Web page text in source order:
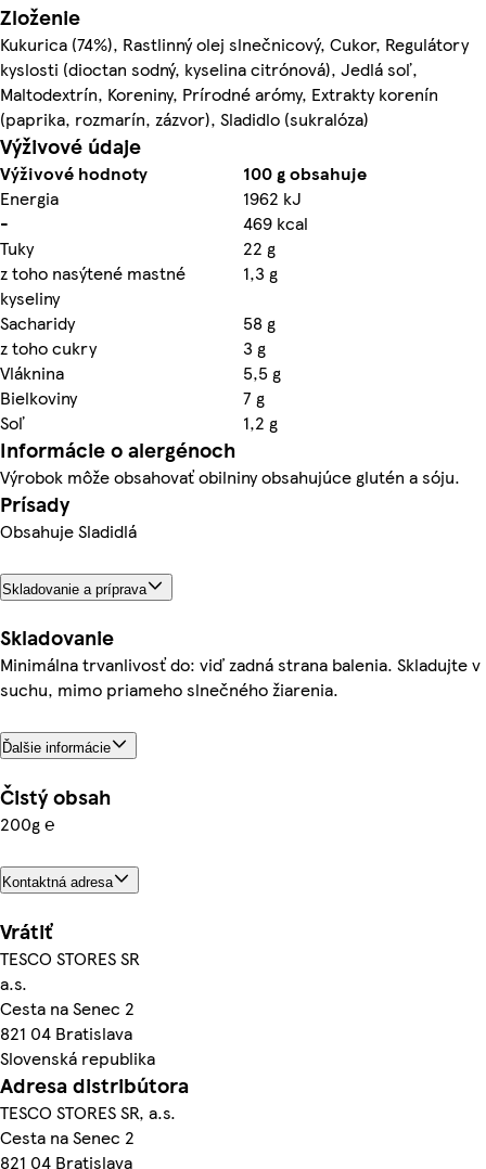
Zloženie
Kukurica (74%), Rastlinný olej slnečnicový, Cukor, Regulátory
kyslosti (dioctan sodný, kyselina citrónová), Jedlá soľ,
Maltodextrín, Koreniny, Prírodné arómy, Extrakty korenín
(paprika, rozmarín, zázvor), Sladidlo (sukralóza)
Výživové údaje
Výživové hodnoty
100 g obsahuje
Energia
1962 kJ
-
469 kcal
Tuky
22 g
z toho nasýtené mastné
kyseliny
1,3 g
Sacharidy
58 g
z toho cukry
3 g
Vláknina
5,5 g
Bielkoviny
7 g
Soľ
1,2 g
Informácie o alergénoch
Výrobok môže obsahovať obilniny obsahujúce glutén a sóju.
Prísady
Obsahuje Sladidlá
Skladovanie a príprava
Skladovanie
Minimálna trvanlivosť do: viď zadná strana balenia. Skladujte v
suchu, mimo priameho slnečného žiarenia.
Ďalšie informácie
Čistý obsah
200g ℮
Kontaktná adresa
Vrátiť
TESCO STORES SR
a.s.
Cesta na Senec 2
821 04 Bratislava
Slovenská republika
Adresa distribútora
TESCO STORES SR, a.s.
Cesta na Senec 2
821 04 Bratislava